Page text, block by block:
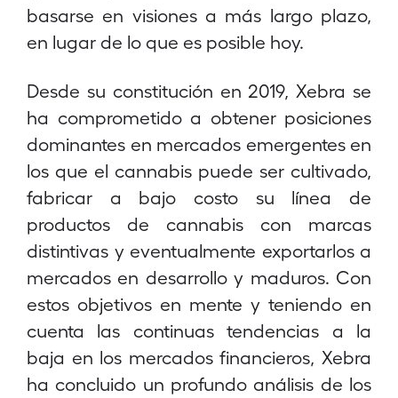
basarse en visiones a más largo plazo,
en lugar de lo que es posible hoy.
Desde su constitución en 2019, Xebra se
ha comprometido a obtener posiciones
dominantes en mercados emergentes en
los que el cannabis puede ser cultivado,
fabricar a bajo costo su línea de
productos de cannabis con marcas
distintivas y eventualmente exportarlos a
mercados en desarrollo y maduros. Con
estos objetivos en mente y teniendo en
cuenta las continuas tendencias a la
baja en los mercados financieros, Xebra
ha concluido un profundo análisis de los